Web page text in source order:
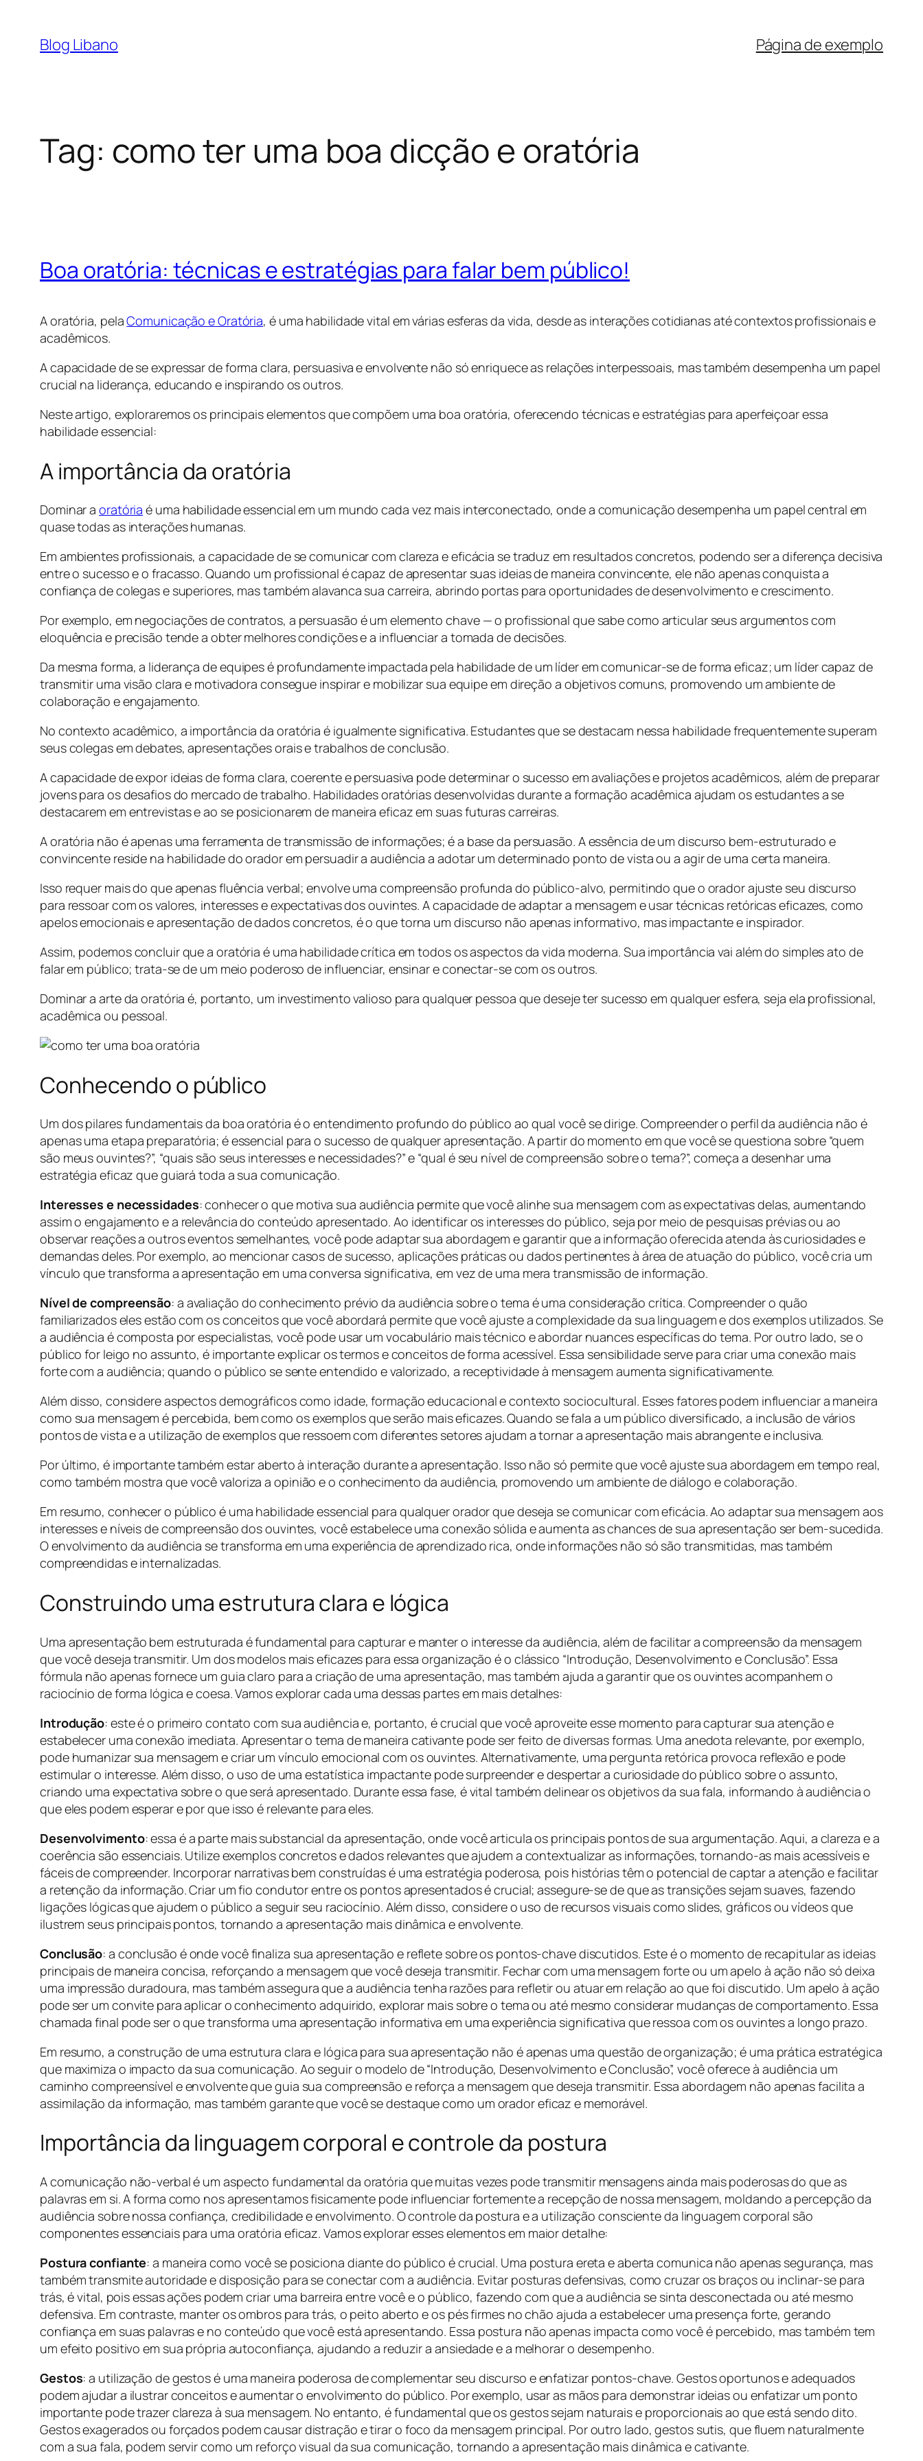
Blog Libano Página de exemplo
Tag: como ter uma boa dicção e oratória
Boa oratória: técnicas e estratégias para falar bem público!
A oratória, pelaComunicação e Oratória, é uma habilidade vital em várias esferas da vida, desde as interações cotidianas até contextos profissionais e
acadêmicos.
A capacidade de se expressar de forma clara, persuasiva e envolvente não só enriquece as relações interpessoais, mas também desempenha um papel
crucial na liderança, educando e inspirando os outros.
Neste artigo, exploraremos os principais elementos que compõem uma boa oratória, oferecendo técnicas e estratégias para aperfeiçoar essa
habilidade essencial:
A importância da oratória
Dominar aoratória é uma habilidade essencial em um mundo cada vez mais interconectado, onde a comunicação desempenha um papel central em
quase todas as interações humanas.
Em ambientes profissionais, a capacidade de se comunicar com clareza e eficácia se traduz em resultados concretos, podendo ser a diferença decisiva
entre o sucesso e o fracasso. Quando um profissional é capaz de apresentar suas ideias de maneira convincente, ele não apenas conquista a
confiança de colegas e superiores, mas também alavanca sua carreira, abrindo portas para oportunidades de desenvolvimento e crescimento.
Por exemplo, em negociações de contratos, a persuasão é um elemento chave — o profissional que sabe como articular seus argumentos com
eloquência e precisão tende a obter melhores condições e a influenciar a tomada de decisões.
Da mesma forma, a liderança de equipes é profundamente impactada pela habilidade de um líder em comunicar-se de forma eficaz; um líder capaz de
transmitir uma visão clara e motivadora consegue inspirar e mobilizar sua equipe em direção a objetivos comuns, promovendo um ambiente de
colaboração e engajamento.
No contexto acadêmico, a importância da oratória é igualmente significativa. Estudantes que se destacam nessa habilidade frequentemente superam
seus colegas em debates, apresentações orais e trabalhos de conclusão.
A capacidade de expor ideias de forma clara, coerente e persuasiva pode determinar o sucesso em avaliações e projetos acadêmicos, além de preparar
jovens para os desafios do mercado de trabalho. Habilidades oratórias desenvolvidas durante a formação acadêmica ajudam os estudantes a se
destacarem em entrevistas e ao se posicionarem de maneira eficaz em suas futuras carreiras.
A oratória não é apenas uma ferramenta de transmissão de informações; é a base da persuasão. A essência de um discurso bem-estruturado e
convincente reside na habilidade do orador em persuadir a audiência a adotar um determinado ponto de vista ou a agir de uma certa maneira.
Isso requer mais do que apenas fluência verbal; envolve uma compreensão profunda do público-alvo, permitindo que o orador ajuste seu discurso
para ressoar com os valores, interesses e expectativas dos ouvintes. A capacidade de adaptar a mensagem e usar técnicas retóricas eficazes, como
apelos emocionais e apresentação de dados concretos, é o que torna um discurso não apenas informativo, mas impactante e inspirador.
Assim, podemos concluir que a oratória é uma habilidade crítica em todos os aspectos da vida moderna. Sua importância vai além do simples ato de
falar em público; trata-se de um meio poderoso de influenciar, ensinar e conectar-se com os outros.
Dominar a arte da oratória é, portanto, um investimento valioso para qualquer pessoa que deseje ter sucesso em qualquer esfera, seja ela profissional,
acadêmica ou pessoal.
Conhecendo o público
Um dos pilares fundamentais da boa oratória é o entendimento profundo do público ao qual você se dirige. Compreender o perfil da audiência não é
apenas uma etapa preparatória; é essencial para o sucesso de qualquer apresentação. A partir do momento em que você se questiona sobre “quem
são meus ouvintes?”, “quais são seus interesses e necessidades?” e “qual é seu nível de compreensão sobre o tema?”, começa a desenhar uma
estratégia eficaz que guiará toda a sua comunicação.
Interesses e necessidades: conhecer o que motiva sua audiência permite que você alinhe sua mensagem com as expectativas delas, aumentando
assim o engajamento e a relevância do conteúdo apresentado. Ao identificar os interesses do público, seja por meio de pesquisas prévias ou ao
observar reações a outros eventos semelhantes, você pode adaptar sua abordagem e garantir que a informação oferecida atenda às curiosidades e
demandas deles. Por exemplo, ao mencionar casos de sucesso, aplicações práticas ou dados pertinentes à área de atuação do público, você cria um
vínculo que transforma a apresentação em uma conversa significativa, em vez de uma mera transmissão de informação.
Nível de compreensão: a avaliação do conhecimento prévio da audiência sobre o tema é uma consideração crítica. Compreender o quão
familiarizados eles estão com os conceitos que você abordará permite que você ajuste a complexidade da sua linguagem e dos exemplos utilizados. Se
a audiência é composta por especialistas, você pode usar um vocabulário mais técnico e abordar nuances específicas do tema. Por outro lado, se o
público for leigo no assunto, é importante explicar os termos e conceitos de forma acessível. Essa sensibilidade serve para criar uma conexão mais
forte com a audiência; quando o público se sente entendido e valorizado, a receptividade à mensagem aumenta significativamente.
Além disso, considere aspectos demográficos como idade, formação educacional e contexto sociocultural. Esses fatores podem influenciar a maneira
como sua mensagem é percebida, bem como os exemplos que serão mais eficazes. Quando se fala a um público diversificado, a inclusão de vários
pontos de vista e a utilização de exemplos que ressoem com diferentes setores ajudam a tornar a apresentação mais abrangente e inclusiva.
Por último, é importante também estar aberto à interação durante a apresentação. Isso não só permite que você ajuste sua abordagem em tempo real,
como também mostra que você valoriza a opinião e o conhecimento da audiência, promovendo um ambiente de diálogo e colaboração.
Em resumo, conhecer o público é uma habilidade essencial para qualquer orador que deseja se comunicar com eficácia. Ao adaptar sua mensagem aos
interesses e níveis de compreensão dos ouvintes, você estabelece uma conexão sólida e aumenta as chances de sua apresentação ser bem-sucedida.
O envolvimento da audiência se transforma em uma experiência de aprendizado rica, onde informações não só são transmitidas, mas também
compreendidas e internalizadas.
Construindo uma estrutura clara e lógica
Uma apresentação bem estruturada é fundamental para capturar e manter o interesse da audiência, além de facilitar a compreensão da mensagem
que você deseja transmitir. Um dos modelos mais eficazes para essa organização é o clássico “Introdução, Desenvolvimento e Conclusão”. Essa
fórmula não apenas fornece um guia claro para a criação de uma apresentação, mas também ajuda a garantir que os ouvintes acompanhem o
raciocínio de forma lógica e coesa. Vamos explorar cada uma dessas partes em mais detalhes:
Introdução: este é o primeiro contato com sua audiência e, portanto, é crucial que você aproveite esse momento para capturar sua atenção e
estabelecer uma conexão imediata. Apresentar o tema de maneira cativante pode ser feito de diversas formas. Uma anedota relevante, por exemplo,
pode humanizar sua mensagem e criar um vínculo emocional com os ouvintes. Alternativamente, uma pergunta retórica provoca reflexão e pode
estimular o interesse. Além disso, o uso de uma estatística impactante pode surpreender e despertar a curiosidade do público sobre o assunto,
criando uma expectativa sobre o que será apresentado. Durante essa fase, é vital também delinear os objetivos da sua fala, informando à audiência o
que eles podem esperar e por que isso é relevante para eles.
Desenvolvimento: essa é a parte mais substancial da apresentação, onde você articula os principais pontos de sua argumentação. Aqui, a clareza e a
coerência são essenciais. Utilize exemplos concretos e dados relevantes que ajudem a contextualizar as informações, tornando-as mais acessíveis e
fáceis de compreender. Incorporar narrativas bem construídas é uma estratégia poderosa, pois histórias têm o potencial de captar a atenção e facilitar
a retenção da informação. Criar um fio condutor entre os pontos apresentados é crucial; assegure-se de que as transições sejam suaves, fazendo
ligações lógicas que ajudem o público a seguir seu raciocínio. Além disso, considere o uso de recursos visuais como slides, gráficos ou vídeos que
ilustrem seus principais pontos, tornando a apresentação mais dinâmica e envolvente.
Conclusão: a conclusão é onde você finaliza sua apresentação e reflete sobre os pontos-chave discutidos. Este é o momento de recapitular as ideias
principais de maneira concisa, reforçando a mensagem que você deseja transmitir. Fechar com uma mensagem forte ou um apelo à ação não só deixa
uma impressão duradoura, mas também assegura que a audiência tenha razões para refletir ou atuar em relação ao que foi discutido. Um apelo à ação
pode ser um convite para aplicar o conhecimento adquirido, explorar mais sobre o tema ou até mesmo considerar mudanças de comportamento. Essa
chamada final pode ser o que transforma uma apresentação informativa em uma experiência significativa que ressoa com os ouvintes a longo prazo.
Em resumo, a construção de uma estrutura clara e lógica para sua apresentação não é apenas uma questão de organização; é uma prática estratégica
que maximiza o impacto da sua comunicação. Ao seguir o modelo de “Introdução, Desenvolvimento e Conclusão”, você oferece à audiência um
caminho compreensível e envolvente que guia sua compreensão e reforça a mensagem que deseja transmitir. Essa abordagem não apenas facilita a
assimilação da informação, mas também garante que você se destaque como um orador eficaz e memorável.
Importância da linguagem corporal e controle da postura
A comunicação não-verbal é um aspecto fundamental da oratória que muitas vezes pode transmitir mensagens ainda mais poderosas do que as
palavras em si. A forma como nos apresentamos fisicamente pode influenciar fortemente a recepção de nossa mensagem, moldando a percepção da
audiência sobre nossa confiança, credibilidade e envolvimento. O controle da postura e a utilização consciente da linguagem corporal são
componentes essenciais para uma oratória eficaz. Vamos explorar esses elementos em maior detalhe:
Postura confiante: a maneira como você se posiciona diante do público é crucial. Uma postura ereta e aberta comunica não apenas segurança, mas
também transmite autoridade e disposição para se conectar com a audiência. Evitar posturas defensivas, como cruzar os braços ou inclinar-se para
trás, é vital, pois essas ações podem criar uma barreira entre você e o público, fazendo com que a audiência se sinta desconectada ou até mesmo
defensiva. Em contraste, manter os ombros para trás, o peito aberto e os pés firmes no chão ajuda a estabelecer uma presença forte, gerando
confiança em suas palavras e no conteúdo que você está apresentando. Essa postura não apenas impacta como você é percebido, mas também tem
um efeito positivo em sua própria autoconfiança, ajudando a reduzir a ansiedade e a melhorar o desempenho.
Gestos: a utilização de gestos é uma maneira poderosa de complementar seu discurso e enfatizar pontos-chave. Gestos oportunos e adequados
podem ajudar a ilustrar conceitos e aumentar o envolvimento do público. Por exemplo, usar as mãos para demonstrar ideias ou enfatizar um ponto
importante pode trazer clareza à sua mensagem. No entanto, é fundamental que os gestos sejam naturais e proporcionais ao que está sendo dito.
Gestos exagerados ou forçados podem causar distração e tirar o foco da mensagem principal. Por outro lado, gestos sutis, que fluem naturalmente
com a sua fala, podem servir como um reforço visual da sua comunicação, tornando a apresentação mais dinâmica e cativante.